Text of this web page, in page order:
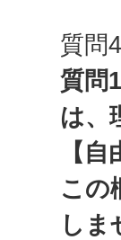
質問4
質問
は、
【自
この
しま